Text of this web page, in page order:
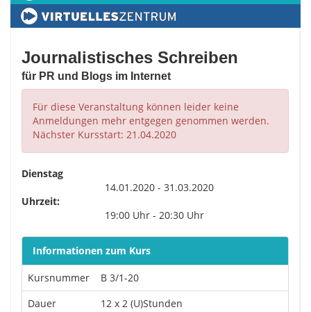
Journalistisches Schreiben
für PR und Blogs im Internet
Für diese Veranstaltung können leider keine
Anmeldungen mehr entgegen genommen werden.
Nächster Kursstart: 21.04.2020
Dienstag
14.01.2020 - 31.03.2020
Uhrzeit:
19:00 Uhr - 20:30 Uhr
Informationen zum Kurs
Kursnummer
B 3/1-20
Dauer
12 x 2 (U)Stunden